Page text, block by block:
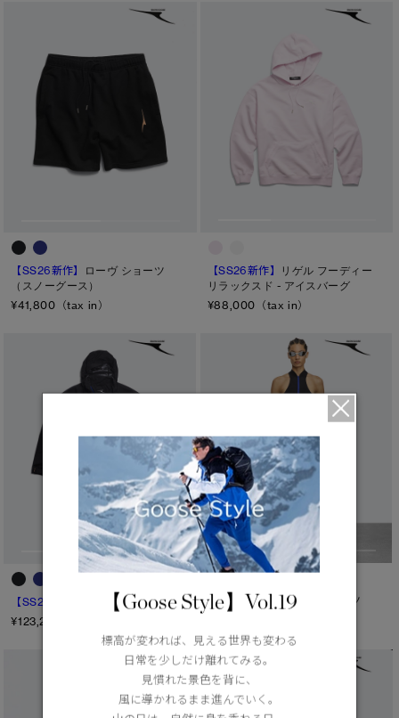
【SS26新作】
ローヴ ショーツ
（スノーグース）
¥41,800（tax in）
【SS26新作】
リゲル フーディー
リラックスド - アイスバーグ
¥88,000（tax in）
【SS26新作】
オーレン ジャケット
¥123,200（tax in）
【SS26新作】ゼファー パンツ
【Goose Style】Vol.19
標高が変われば、見える世界も変わる
日常を少しだけ離れてみる。
見慣れた景色を背に、
風に導かれるまま進んでいく。